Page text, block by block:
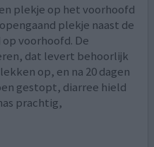
plekje op het voorhoofd
plekje naast de
voorhoofd. De
dat levert behoorlijk
op, en na 20 dagen
gestopt, diarree hield
prachtig,